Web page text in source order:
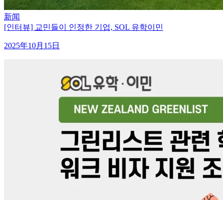
[인터뷰] 교민들이 인정한 기업, SOL 유학이민